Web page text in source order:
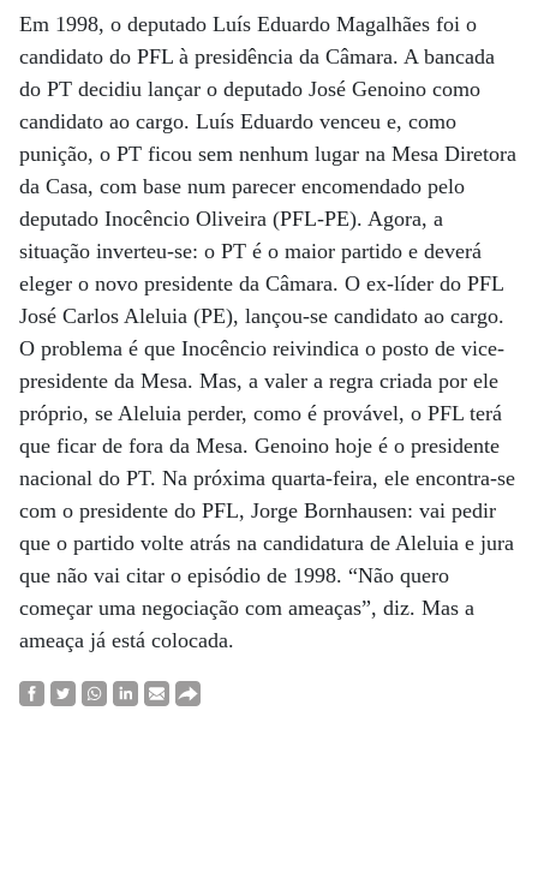
Em 1998, o deputado Luís Eduardo Magalhães foi o
candidato do PFL à presidência da Câmara. A bancada
do PT decidiu lançar o deputado José Genoino como
candidato ao cargo. Luís Eduardo venceu e, como
punição, o PT ficou sem nenhum lugar na Mesa Diretora
da Casa, com base num parecer encomendado pelo
deputado Inocêncio Oliveira (PFL-PE). Agora, a
situação inverteu-se: o PT é o maior partido e deverá
eleger o novo presidente da Câmara. O ex-líder do PFL
José Carlos Aleluia (PE), lançou-se candidato ao cargo.
O problema é que Inocêncio reivindica o posto de vice-
presidente da Mesa. Mas, a valer a regra criada por ele
próprio, se Aleluia perder, como é provável, o PFL terá
que ficar de fora da Mesa. Genoino hoje é o presidente
nacional do PT. Na próxima quarta-feira, ele encontra-se
com o presidente do PFL, Jorge Bornhausen: vai pedir
que o partido volte atrás na candidatura de Aleluia e jura
que não vai citar o episódio de 1998. “Não quero
começar uma negociação com ameaças”, diz. Mas a
ameaça já está colocada.